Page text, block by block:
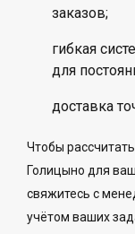
заказов;
гибкая
для
доставка
Чтобы
Голицыно для
свяжитесь с
учётом ваших